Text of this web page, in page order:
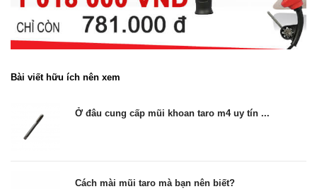
Bài viết hữu ích nên xem
Ở đâu cung cấp mũi khoan taro m4 uy tín ...
Cách mài mũi taro mà bạn nên biết?